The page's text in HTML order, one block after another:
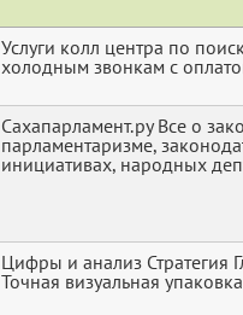
Услуги колл центра по
холодным звонкам с
Сахапарламент.ру Все о
парламентаризме,
инициативах, народных
Цифры и анализ Стратегия
Точная визуальная упаковка